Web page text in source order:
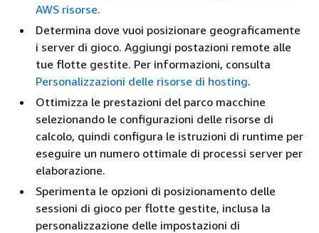
AWS risorse.
Determina dove vuoi posizionare geograficamente
i server di gioco. Aggiungi postazioni remote alle
tue flotte gestite. Per informazioni, consulta
Personalizzazioni delle risorse di hosting.
Ottimizza le prestazioni del parco macchine
selezionando le configurazioni delle risorse di
calcolo, quindi configura le istruzioni di runtime per
eseguire un numero ottimale di processi server per
elaborazione.
Sperimenta le opzioni di posizionamento delle
sessioni di gioco per flotte gestite, inclusa la
personalizzazione delle impostazioni di